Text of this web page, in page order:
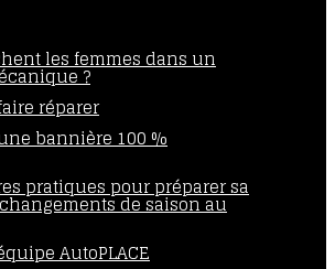
les femmes dans un
?
réparer
bannière 100 %
pratiques pour préparer sa
de saison au
AutoPLACE